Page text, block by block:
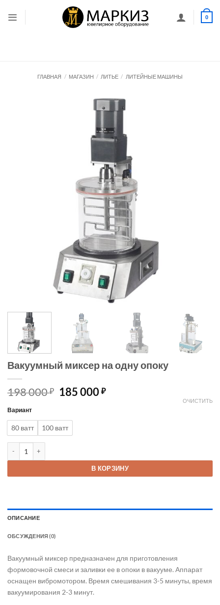
0
ГЛАВНАЯ / МАГАЗИН / ЛИТЬЕ / ЛИТЕЙНЫЕ МАШИНЫ
Вакуумный миксер на одну опоку
198 000₽ 185 000₽
Вариант
80 ватт 100 ватт
ОЧИСТИТЬ
В КОРЗИНУ
ОПИСАНИЕ
ОБСУЖДЕНИЯ (0)
Вакуумный миксер предназначен для приготовления
формовочной смеси и заливки ее в опоки в вакууме. Аппарат
оснащен вибромотором. Время смешивания 3-5 минуты, время
вакуумирования 2-3 минут.